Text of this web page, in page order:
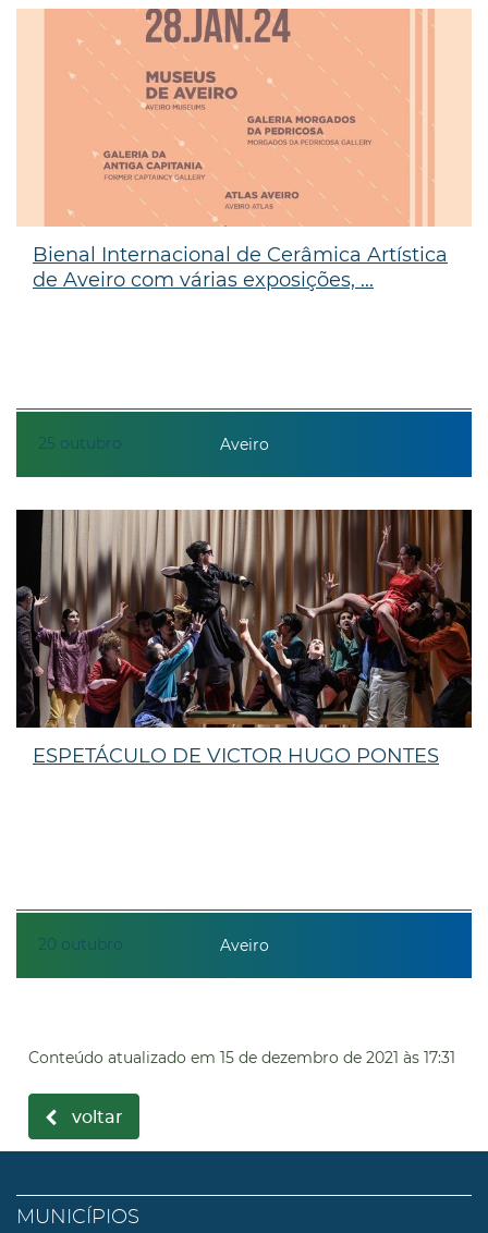
25 outubro
Bienal Internacional de Cerâmica Artística
de Aveiro com várias exposições, ...
Aveiro
20 outubro
ESPETÁCULO DE VICTOR HUGO PONTES
Aveiro
Conteúdo atualizado em 15 de dezembro de 2021 às 17:31
voltar
MUNICÍPIOS